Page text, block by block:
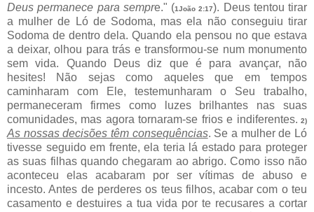
Deus permanece para sempre." (1João 2:17). Deus tentou tirar
a mulher de Ló de Sodoma, mas ela não conseguiu tirar
Sodoma de dentro dela. Quando ela pensou no que estava
a deixar, olhou para trás e transformou-se num monumento
sem vida. Quando Deus diz que é para avançar, não
hesites! Não sejas como aqueles que em tempos
caminharam com Ele, testemunharam o Seu trabalho,
permaneceram firmes como luzes brilhantes nas suas
comunidades, mas agora tornaram-se frios e indiferentes. 2)
As nossas decisões têm consequências. Se a mulher de Ló
tivesse seguido em frente, ela teria lá estado para proteger
as suas filhas quando chegaram ao abrigo. Como isso não
aconteceu elas acabaram por ser vítimas de abuso e
incesto. Antes de perderes os teus filhos, acabar com o teu
casamento e destuires a tua vida por te recusares a cortar